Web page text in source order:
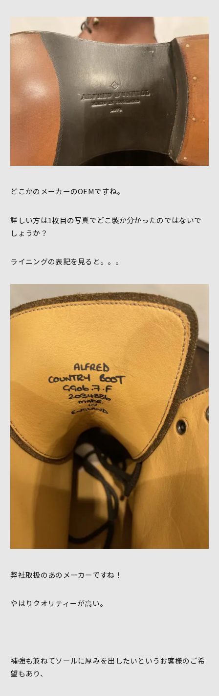
どこかのメーカーのOEMですね。
詳しい方は1枚目の写真でどこ製か分かったのではないで
しょうか？
ライニングの表記を見ると。。。
弊社取扱のあのメーカーですね！
やはりクオリティーが高い。
補強も兼ねてソールに厚みを出したいというお客様のご希
望もあり、